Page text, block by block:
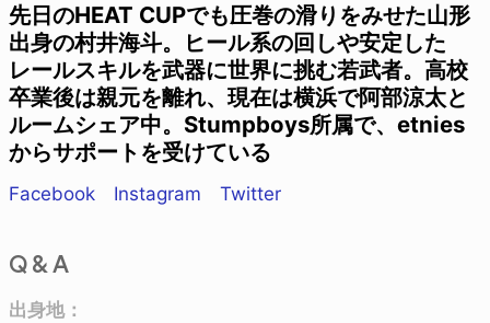
先日のHEAT CUPでも圧巻の滑りをみせた山形
出身の村井海斗。ヒール系の回しや安定した
レールスキルを武器に世界に挑む若武者。高校
卒業後は親元を離れ、現在は横浜で阿部涼太と
ルームシェア中。Stumpboys所属で、etnies
からサポートを受けている
Facebook Instagram Twitter
Q & A
出身地：